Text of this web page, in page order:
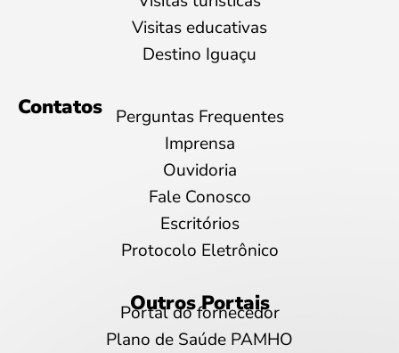
Visitas educativas
Destino Iguaçu
Contatos
Perguntas Frequentes
Imprensa
Ouvidoria
Fale Conosco
Escritórios
Protocolo Eletrônico
Outros Portais
Portal do fornecedor
Plano de Saúde PAMHO